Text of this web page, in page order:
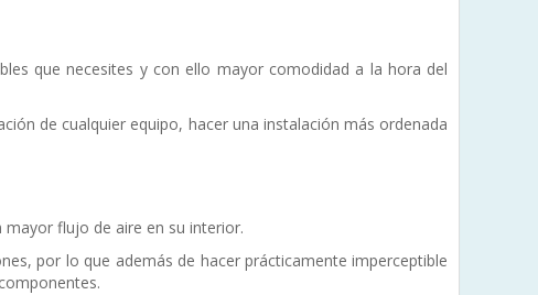
que necesites y con ello mayor comodidad a la hora del
de cualquier equipo, hacer una instalación más ordenada
flujo de aire en su interior.
por lo que además de hacer prácticamente imperceptible